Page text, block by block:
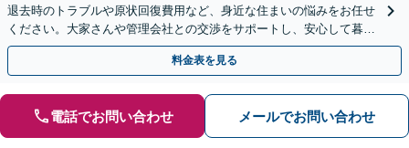
退去時のトラブルや原状回復費用など、身近な住まいの悩みをお任せ
ください。大家さんや管理会社との交渉をサポートし、安心して暮ら
せる住環境を守ります。【WEB・メール相談可】
料金表を見る
電話でお問い合わせ メールでお問い合わせ